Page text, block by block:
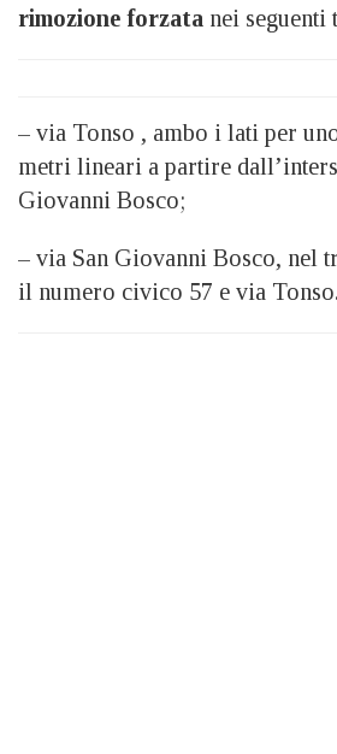
rimozione forzata nei seguenti
– via Tonso , ambo i lati per
metri lineari a partire
Giovanni Bosco;
– via San Giovanni Bosco, nel
il numero civico 57 e via Tonso.